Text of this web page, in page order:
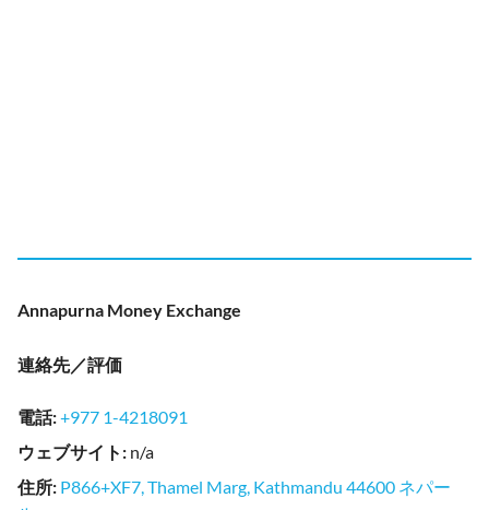
Annapurna Money Exchange
連絡先／評価
電話:+977 1-4218091
ウェブサイト : n/a
住所: P866+XF7, Thamel Marg, Kathmandu 44600 ネパー